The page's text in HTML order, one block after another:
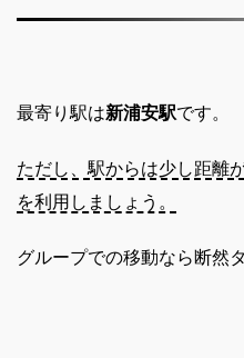
最寄り駅は新浦安駅です。
ただし、駅からは少し距離
を利用しましょう。
グループでの移動なら断然